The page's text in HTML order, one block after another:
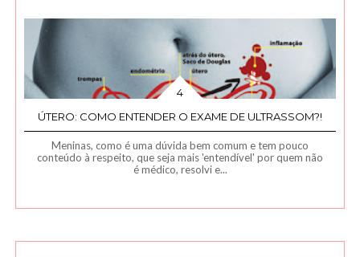
ÚTERO: COMO ENTENDER O EXAME DE ULTRASSOM?!
Meninas, como é uma dúvida bem comum e tem pouco
conteúdo à respeito, que seja mais 'entendível' por quem não
é médico, resolvi e...